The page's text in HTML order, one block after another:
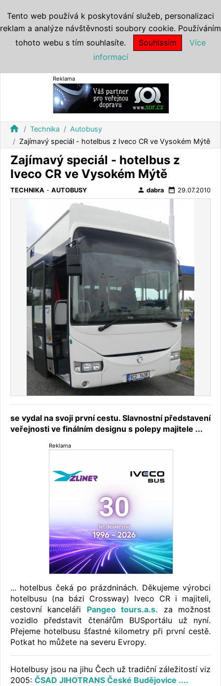
Reklama
home Technika
Autobusy
Zajímavý speciál - hotelbus z Iveco CR ve Vysokém Mýtě
Zajímavý speciál - hotelbus z
Iveco CR ve Vysokém Mýtě
TECHNIKA - AUTOBUSY person dabra date_range 29.07.2010
se vydal na svoji první cestu. Slavnostní představení
veřejnosti ve finálním designu s polepy majitele ...
Reklama
... hotelbus čeká po prázdninách. Děkujeme výrobci
hotelbusu (na bázi Crossway) Iveco CR i majiteli,
cestovní kanceláři Pangeo tours.a.s. za možnost
vozidlo představit čtenářům BUSportálu už nyní.
Přejeme hotelbusu šťastné kilometry při první cestě.
Potkat ho můžete na severu Evropy.
Hotelbusy jsou na jihu Čech už tradiční záležitostí viz
2005: ČSAD JIHOTRANS České Budějovice ....
Tento web používá k poskytování služeb, personalizaci
reklam a analýze návštěvnosti soubory cookie. Používáním
tohoto webu s tím souhlasíte.
Souhlasím
Více
informací